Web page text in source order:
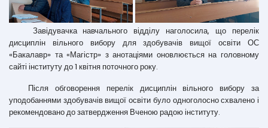
Завідувачка навчального відділу наголосила, що перелік
дисциплін вільного вибору для здобувачів вищої освіти ОС
«Бакалавр» та «Магістр» з анотаціями оновлюється на головному
сайті інституту до 1 квітня поточного року.
Після обговорення перелік дисциплін вільного вибору за
уподобаннями здобувачів вищої освіти було одноголосно схвалено і
рекомендовано до затвердження Вченою радою інституту.